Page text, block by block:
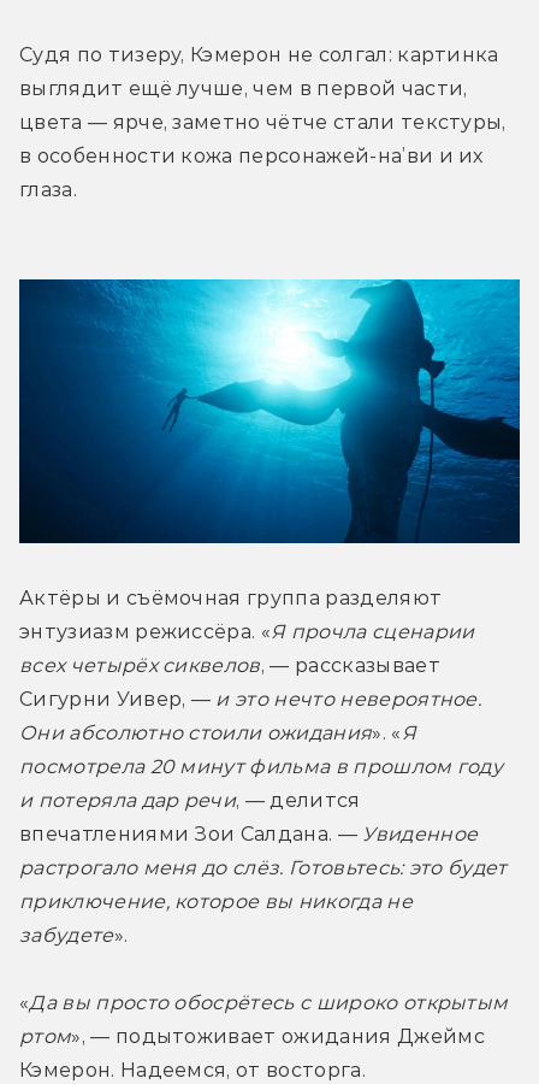
Судя по тизеру, Кэмерон не солгал: картинка
выглядит ещё лучше, чем в первой части,
цвета — ярче, заметно чётче стали текстуры,
в особенности кожа персонажей-на’ви и их
глаза.
Актёры и съёмочная группа разделяют
энтузиазм режиссёра. «Я прочла сценарии
всех четырёх сиквелов, — рассказывает
Сигурни Уивер, — и это нечто невероятное.
Они абсолютно стоили ожидания». «Я
посмотрела 20 минут фильма в прошлом году
и потеряла дар речи, — делится
впечатлениями Зои Салдана. — Увиденное
растрогало меня до слёз. Готовьтесь: это будет
приключение, которое вы никогда не
забудете».
«Да вы просто обосрётесь с широко открытым
ртом», — подытоживает ожидания Джеймс
Кэмерон. Надеемся, от восторга.